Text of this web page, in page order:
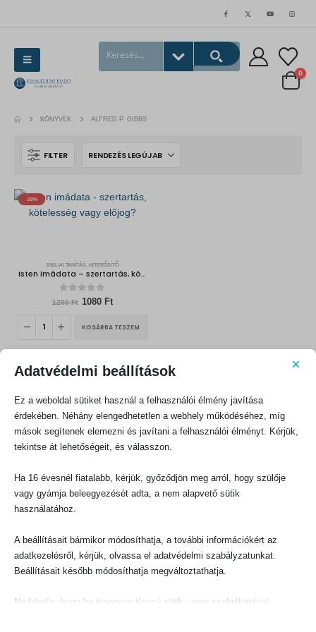
0
KÖNYVEK ALFRED P. GIBBS
FILTER
-10%
BIBLIAI TANÍTÁS, HITERŐSÍTŐ
Isten imádata – szertartás, kötelesség vagy előjog?
0out of 5
1200Ft
Original
1200 Ft.
1080 FtCurrent
1080 Ft.
KOSÁRBA TESZEM
KAPCSOLATFELVÉTEL
CÍM:
1066 Budapest, Ó utca 16.
TELEFON:
EMAIL:
rendeles@evangeliumikiado.hu
Adatvédelmi beállítások ×
Ez a weboldal sütiket használ a felhasználói élmény javítása
érdekében. Néhány elengedhetetlen a webhely működéséhez, míg
mások segítenek elemezni és javítani a felhasználói élményt. Kérjük,
tekintse át lehetőségeit, és válasszon.
Ha 16 évesnél fiatalabb, kérjük, győződjön meg arról, hogy szülője
vagy gyámja beleegyezését adta, a nem alapvető sütik
használatához.
A beállításait bármikor módosíthatja, a további információkért az
adatkezelésről, kérjük, olvassa el adatvédelmi szabályzatunkat.
Beállításait később módosíthatja megváltoztathatja.
Ne feledje, hogy ha bizonyos típusú sütik, vagy szolgáltatások